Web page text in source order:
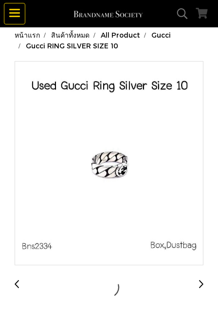
หน้าแรก สินค้าทั้งหมด All Product
Gucci
Gucci RING SILVER SIZE 10